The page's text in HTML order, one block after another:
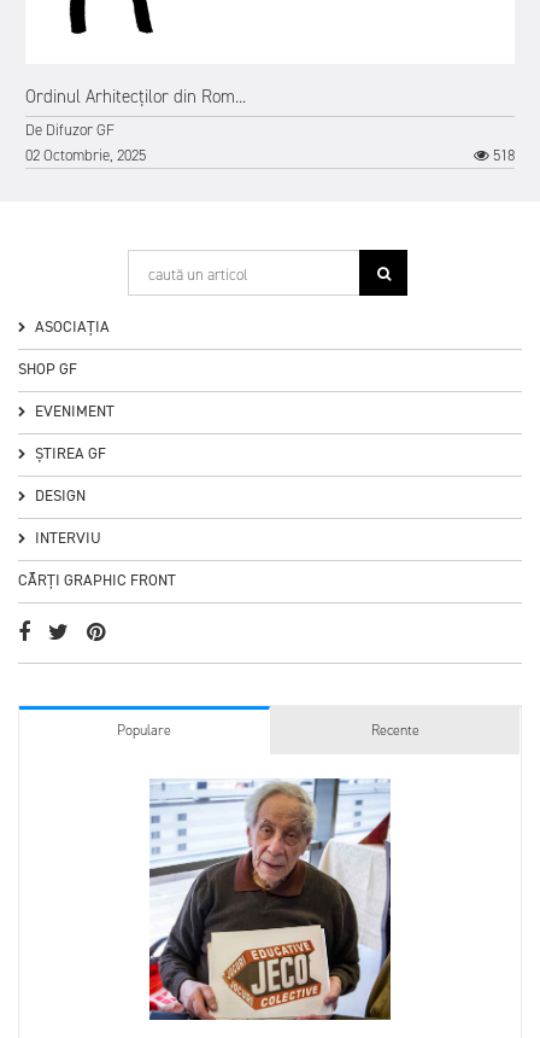
Ordinul Arhitecților din Rom...
De Difuzor GF
02 Octombrie, 2025
518
ASOCIAȚIA
SHOP GF
EVENIMENT
ȘTIREA GF
DESIGN
INTERVIU
CĂRȚI GRAPHIC FRONT
Populare Recente